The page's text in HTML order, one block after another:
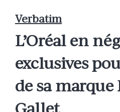
Verbatim
L’Oréal en
exclusives
de sa marque
Gallet